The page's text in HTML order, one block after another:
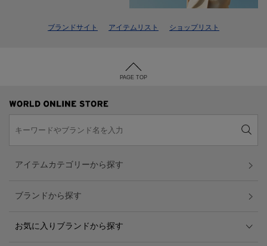
ブランドサイト アイテムリスト ショップリスト
PAGE TOP
アイテムカテゴリーから探す
ブランドから探す
お気に入りブランドから探す